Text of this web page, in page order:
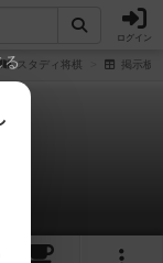
ログイン
スタディ将棋 掲示板
る